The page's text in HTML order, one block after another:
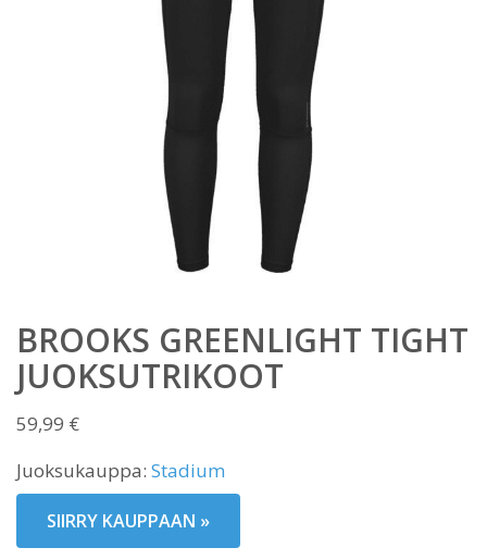
BROOKS GREENLIGHT TIGHT
JUOKSUTRIKOOT
59,99 €
Juoksukauppa: Stadium
SIIRRY KAUPPAAN »